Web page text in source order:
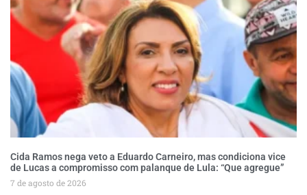
Cida Ramos nega veto a Eduardo Carneiro, mas condiciona vice
de Lucas a compromisso com palanque de Lula: “Que agregue”
7 de agosto de 2026